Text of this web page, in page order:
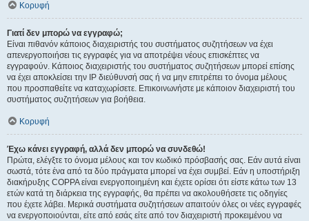
Κορυφή
Γιατί δεν μπορώ να εγγραφώ;
Είναι πιθανόν κάποιος διαχειριστής του συστήματος συζητήσεων να έχει
απενεργοποιήσει τις εγγραφές για να αποτρέψει νέους επισκέπτες να
εγγραφούν. Κάποιος διαχειριστής του συστήματος συζητήσεων μπορεί επίσης
να έχει αποκλείσει την IP διεύθυνσή σας ή να μην επιτρέπει το όνομα μέλους
που προσπαθείτε να καταχωρίσετε. Επικοινωνήστε με κάποιον διαχειριστή του
συστήματος συζητήσεων για βοήθεια.
Κορυφή
Έχω κάνει εγγραφή, αλλά δεν μπορώ να συνδεθώ!
Πρώτα, ελέγξτε το όνομα μέλους και τον κωδικό πρόσβασής σας. Εάν αυτά είναι
σωστά, τότε ένα από τα δύο πράγματα μπορεί να έχει συμβεί. Εάν η υποστήριξη
διακήρυξης COPPA είναι ενεργοποιημένη και έχετε ορίσει ότι είστε κάτω των 13
ετών κατά τη διάρκεια της εγγραφής, θα πρέπει να ακολουθήσετε τις οδηγίες
που έχετε λάβει. Μερικά συστήματα συζητήσεων απαιτούν όλες οι νέες εγγραφές
να ενεργοποιούνται, είτε από εσάς είτε από τον διαχειριστή προκειμένου να